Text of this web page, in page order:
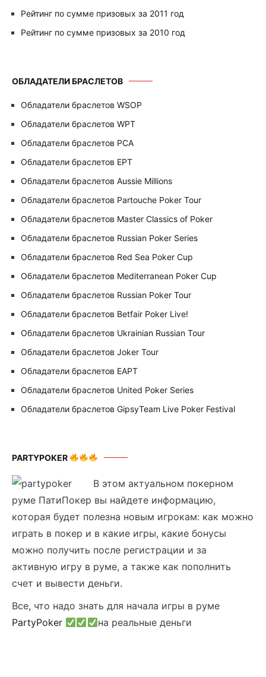
Рейтинг по сумме призовых за 2011 год
Рейтинг по сумме призовых за 2010 год
ОБЛАДАТЕЛИ БРАСЛЕТОВ
Обладатели браслетов WSOP
Обладатели браслетов WPT
Обладатели браслетов PCA
Обладатели браслетов EPT
Обладатели браслетов Aussie Millions
Обладатели браслетов Partouche Poker Tour
Обладатели браслетов Master Classics of Poker
Обладатели браслетов Russian Poker Series
Обладатели браслетов Red Sea Poker Cup
Обладатели браслетов Mediterranean Poker Cup
Обладатели браслетов Russian Poker Tour
Обладатели браслетов Betfair Poker Live!
Обладатели браслетов Ukrainian Russian Tour
Обладатели браслетов Joker Tour
Обладатели браслетов EAPT
Обладатели браслетов United Poker Series
Обладатели браслетов GipsyTeam Live Poker Festival
PARTYPOKER
В этом актуальном покерном
руме ПатиПокер вы найдете информацию,
которая будет полезна новым игрокам: как можно
играть в покер и в какие игры, какие бонусы
можно получить после регистрации и за
активную игру в руме, а также как пополнить
счет и вывести деньги.
Все, что надо знать для начала игры в руме
PartyPoker
на реальные деньги